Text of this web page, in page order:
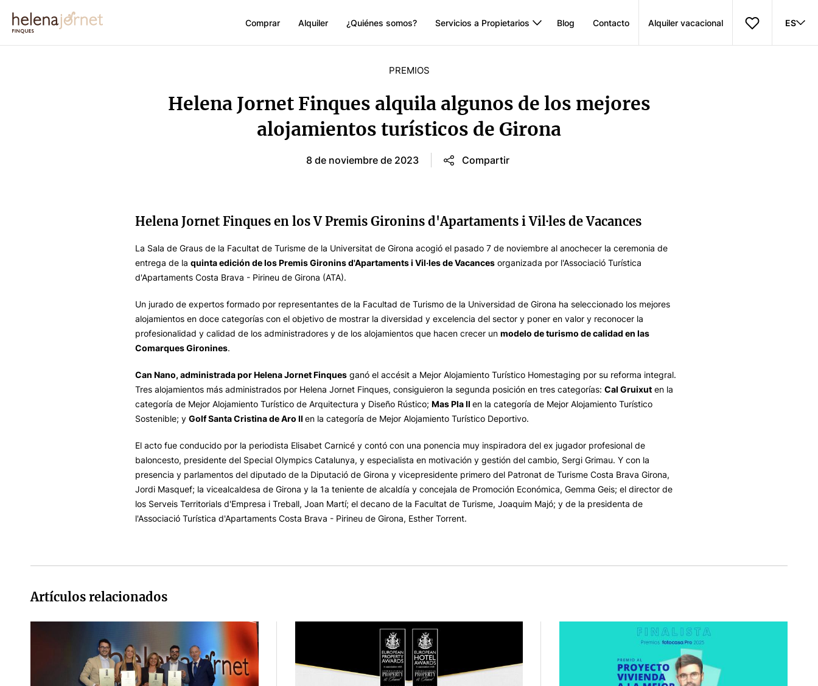
Comprar Alquiler ¿Quiénes somos? Servicios a Propietarios Blog Contacto Alquiler vacacional ES
PREMIOS
Helena Jornet Finques alquila algunos de los mejores
alojamientos turísticos de Girona
8 de noviembre de 2023 Compartir
Helena Jornet Finques en los V Premis Gironins d'Apartaments i Vil·les de Vacances
La Sala de Graus de la Facultat de Turisme de la Universitat de Girona acogió el pasado 7 de noviembre al anochecer la ceremonia de
entrega de la quinta edición de los Premis Gironins d'Apartaments i Vil·les de Vacances organizada por l'Associació Turística
d'Apartaments Costa Brava - Pirineu de Girona (ATA).
Un jurado de expertos formado por representantes de la Facultad de Turismo de la Universidad de Girona ha seleccionado los mejores
alojamientos en doce categorías con el objetivo de mostrar la diversidad y excelencia del sector y poner en valor y reconocer la
profesionalidad y calidad de los administradores y de los alojamientos que hacen crecer un modelo de turismo de calidad en las
Comarques Gironines.
Can Nano, administrada por Helena Jornet Finques ganó el accésit a Mejor Alojamiento Turístico Homestaging por su reforma integral.
Tres alojamientos más administrados por Helena Jornet Finques, consiguieron la segunda posición en tres categorías: Cal Gruixut en la
categoría de Mejor Alojamiento Turístico de Arquitectura y Diseño Rústico; Mas Pla II en la categoría de Mejor Alojamiento Turístico
Sostenible; y Golf Santa Cristina de Aro II en la categoría de Mejor Alojamiento Turístico Deportivo.
El acto fue conducido por la periodista Elisabet Carnicé y contó con una ponencia muy inspiradora del ex jugador profesional de
baloncesto, presidente del Special Olympics Catalunya, y especialista en motivación y gestión del cambio, Sergi Grimau. Y con la
presencia y parlamentos del diputado de la Diputació de Girona y vicepresidente primero del Patronat de Turisme Costa Brava Girona,
Jordi Masquef; la vicealcaldesa de Girona y la 1a teniente de alcaldía y concejala de Promoción Económica, Gemma Geis; el director de
los Serveis Territorials d'Empresa i Treball, Joan Martí; el decano de la Facultat de Turisme, Joaquim Majó; y de la presidenta de
l'Associació Turística d'Apartaments Costa Brava - Pirineu de Girona, Esther Torrent.
Artículos relacionados